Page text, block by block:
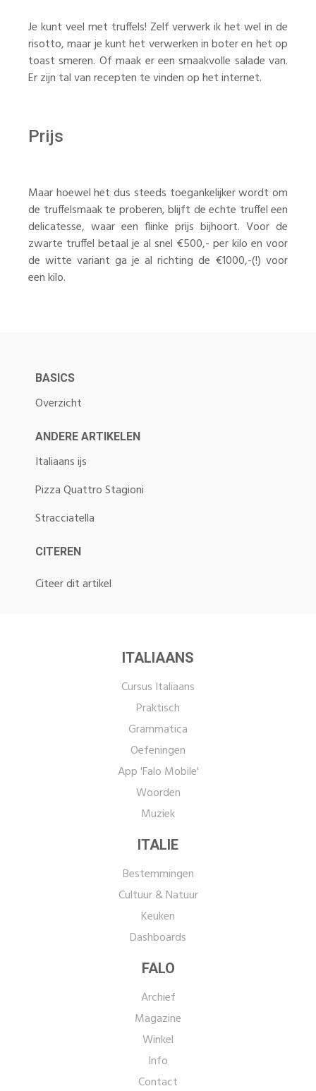
Je kunt veel met truffels! Zelf verwerk ik het wel in de
risotto, maar je kunt het verwerken in boter en het op
toast smeren. Of maak er een smaakvolle salade van.
Er zijn tal van recepten te vinden op het internet.
Prijs
Maar hoewel het dus steeds toegankelijker wordt om
de truffelsmaak te proberen, blijft de echte truffel een
delicatesse, waar een flinke prijs bijhoort. Voor de
zwarte truffel betaal je al snel €500,- per kilo en voor
de witte variant ga je al richting de €1000,-(!) voor
een kilo.
BASICS
Overzicht
ANDERE ARTIKELEN
Italiaans ijs
Pizza Quattro Stagioni
Stracciatella
CITEREN
Citeer dit artikel
ITALIAANS
Cursus Italiaans
Praktisch
Grammatica
Oefeningen
App 'Falo Mobile'
Woorden
Muziek
ITALIE
Bestemmingen
Cultuur & Natuur
Keuken
Dashboards
FALO
Archief
Magazine
Winkel
Info
Contact